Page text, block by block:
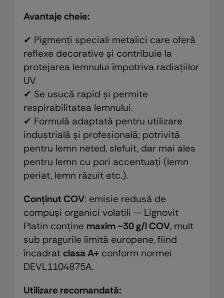
Avantaje cheie:
✔ Pigmenți speciali metalici care oferă
reflexe decorative și contribuie la
protejarea lemnului împotriva radiațiilor
UV.
✔ Se usucă rapid și permite
respirabilitatea lemnului.
✔ Formulă adaptată pentru utilizare
industrială și profesională; potrivită
pentru lemn neted, slefuit, dar mai ales
pentru lemn cu pori accentuați (lemn
periat, lemn răzuit etc.).
Conținut COV: emisie redusă de
compuși organici volatili — Lignovit
Platin conține maxim ~30 g/l COV, mult
sub pragurile limită europene, fiind
încadrat clasa A+conform normei
DEVL1104875A.
Utilizare recomandată: